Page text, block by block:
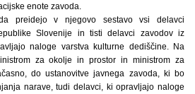
enote zavoda.
preidejo v njegovo sestavo vsi delavci
Slovenije in tisti delavci zavodov iz
naloge varstva kulturne dediščine. Na
za okolje in prostor in ministrom za
do ustanovitve javnega zavoda, ki bo
narave, tudi delavci, ki opravljajo naloge